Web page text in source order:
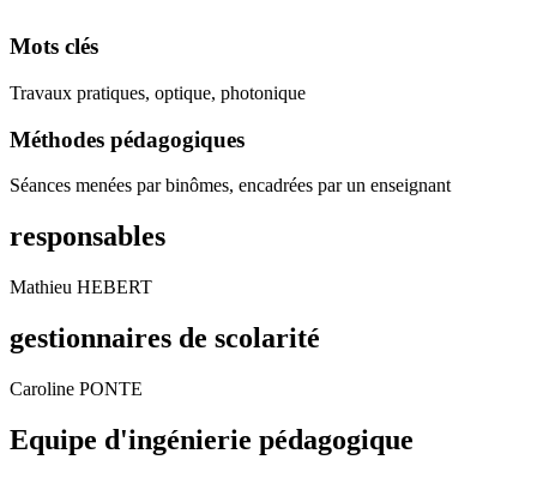
Mots clés
Travaux pratiques, optique, photonique
Méthodes pédagogiques
Séances menées par binômes, encadrées par un enseignant
responsables
Mathieu HEBERT
gestionnaires de scolarité
Caroline PONTE
Equipe d'ingénierie pédagogique